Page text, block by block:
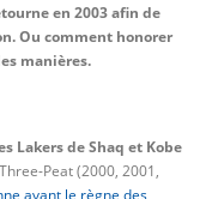
en 2003 afin de
Ou comment honorer
manières.
Lakers de Shaq et Kobe
Peat (2000, 2001,